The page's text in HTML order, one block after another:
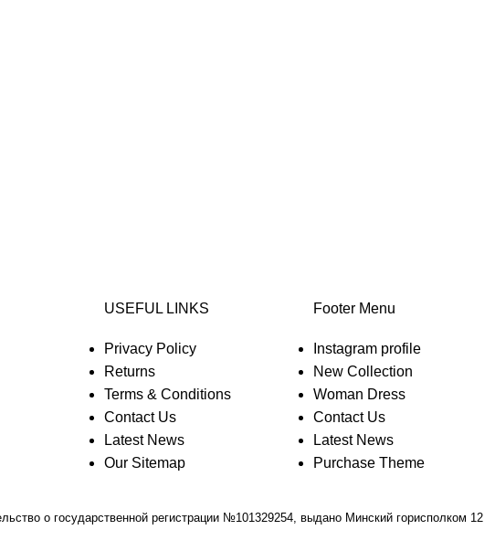
USEFUL LINKS
Privacy Policy
Returns
Terms & Conditions
Contact Us
Latest News
Our Sitemap
Footer Menu
Instagram profile
New Collection
Woman Dress
Contact Us
Latest News
Purchase Theme
о государственной регистрации №101329254, выдано Минский горисполком 12